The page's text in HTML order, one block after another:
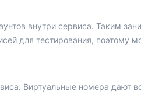
внутри сервиса. Таким
для тестирования, поэтому
Виртуальные номера дают